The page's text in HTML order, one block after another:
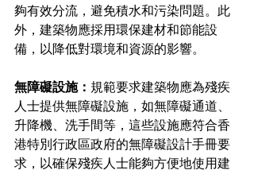
夠有效分流，避免積水和污染問題。此
外，建築物應採用環保建材和節能設
備，以降低對環境和資源的影響。
無障礙設施： 規範要求建築物應為殘疾
人士提供無障礙設施，如無障礙通道、
升降機、洗手間等，這些設施應符合香
港特別行政區政府的無障礙設計手冊要
求，以確保殘疾人士能夠方便地使用建